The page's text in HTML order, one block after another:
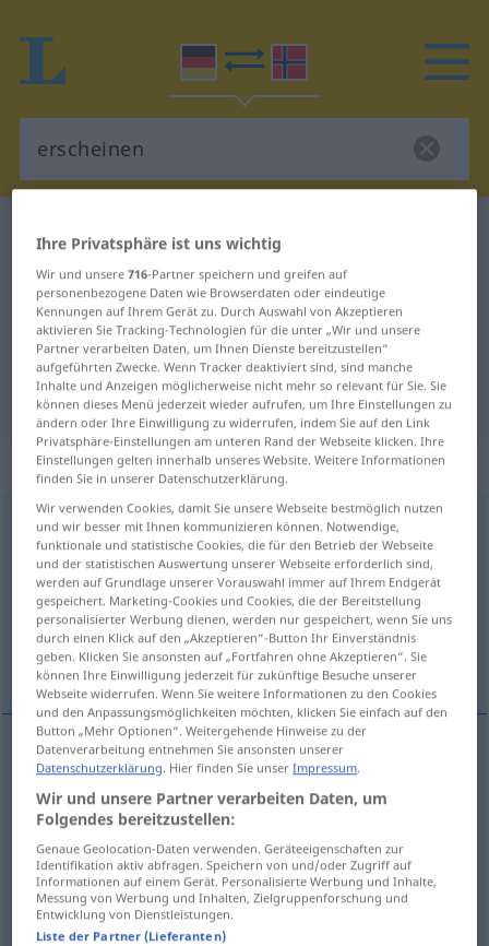
Deutsch-Norwegisch Übersetzung
für "erscheinen"
"erscheinen" Norwegisch
Übersetzung
„erscheinen“
erscheinen
Übersicht aller Übersetzungen
(Für mehr Details die Übersetzung anklicken/antippen)
komme til syne, møte opp, komme ut, synes,
forekomme
kommetilsyne erscheinen
møte(opp) erscheinensich einfinden
komme(ut) erscheinen Zeitung
synes,forekomme erscheinen
Ihre Privatsphäre ist uns wichtig
Wir und unsere716-Partner speichern und greifen auf
personenbezogene Daten wie Browserdaten oder eindeutige
Kennungen auf Ihrem Gerät zu. Durch Auswahl von Akzeptieren
aktivieren Sie Tracking-Technologien für die unter „Wir und unsere
Partner verarbeiten Daten, um Ihnen Dienste bereitzustellen“
aufgeführten Zwecke. Wenn Tracker deaktiviert sind, sind manche
Inhalte und Anzeigen möglicherweise nicht mehr so relevant für Sie. Sie
können dieses Menü jederzeit wieder aufrufen, um Ihre Einstellungen zu
ändern oder Ihre Einwilligung zu widerrufen, indem Sie auf den Link
Privatsphäre-Einstellungen am unteren Rand der Webseite klicken. Ihre
Einstellungen gelten innerhalb unseres Website. Weitere Informationen
finden Sie in unserer Datenschutzerklärung.
Wir verwenden Cookies, damit Sie unsere Webseite bestmöglich nutzen
und wir besser mit Ihnen kommunizieren können. Notwendige,
funktionale und statistische Cookies, die für den Betrieb der Webseite
und der statistischen Auswertung unserer Webseite erforderlich sind,
werden auf Grundlage unserer Vorauswahl immer auf Ihrem Endgerät
gespeichert. Marketing-Cookies und Cookies, die der Bereitstellung
personalisierter Werbung dienen, werden nur gespeichert, wenn Sie uns
durch einen Klick auf den „Akzeptieren“-Button Ihr Einverständnis
geben. Klicken Sie ansonsten auf „Fortfahren ohne Akzeptieren“. Sie
können Ihre Einwilligung jederzeit für zukünftige Besuche unserer
Webseite widerrufen. Wenn Sie weitere Informationen zu den Cookies
und den Anpassungsmöglichkeiten möchten, klicken Sie einfach auf den
Button „Mehr Optionen“. Weitergehende Hinweise zu der
Datenverarbeitung entnehmen Sie ansonsten unserer
Datenschutzerklärung. Hier finden Sie unserImpressum.
Wir und unsere Partner verarbeiten Daten, um
Folgendes bereitzustellen:
Genaue Geolocation-Daten verwenden. Geräteeigenschaften zur
Identifikation aktiv abfragen. Speichern von und/oder Zugriff auf
Informationen auf einem Gerät. Personalisierte Werbung und Inhalte,
Messung von Werbung und Inhalten, Zielgruppenforschung und
Entwicklung von Dienstleistungen.
Liste der Partner (Lieferanten)